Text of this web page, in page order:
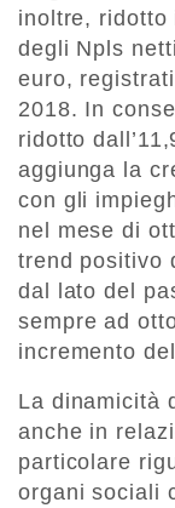
inoltre, ridotto
degli Npls
euro,
2018. In
ridotto
aggiunga la
con gli
nel mese di
trend positivo
dal lato del
sempre ad
incremento
La dinamicità
anche in
particolare
organi sociali